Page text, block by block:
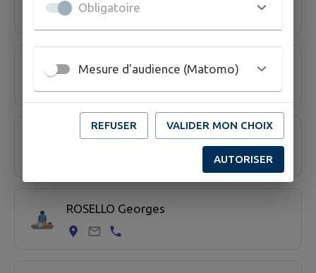
PONROUCH Mickaël
RENARZEWSKI Lucie
ROSELLO Georges
Obligatoire
Mesure d'audience (Matomo)
REFUSER VALIDER MON CHOIX
AUTORISER